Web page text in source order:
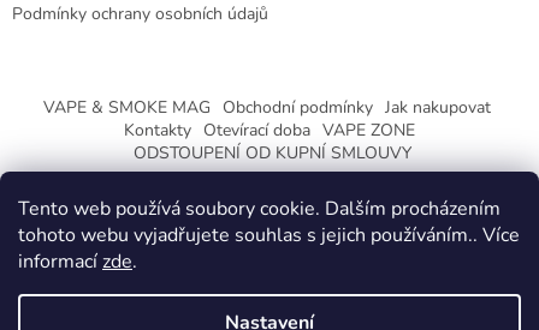
Tento web používá soubory cookie. Dalším procházením
tohoto webu vyjadřujete souhlas s jejich používáním.. Více
informacízde.
Nastavení
Podmínky ochrany osobních údajů
VAPE & SMOKE MAG Obchodní podmínky Jak nakupovat
Kontakty Otevírací doba VAPE ZONE
ODSTOUPENÍ OD KUPNÍ SMLOUVY